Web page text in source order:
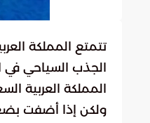
تتمتع المملكة
الجذب السياحي في
المملكة العربية
ولكن إذا أضفت